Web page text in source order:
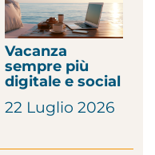
Vacanza
sempre più
digitale e social
22 Luglio 2026